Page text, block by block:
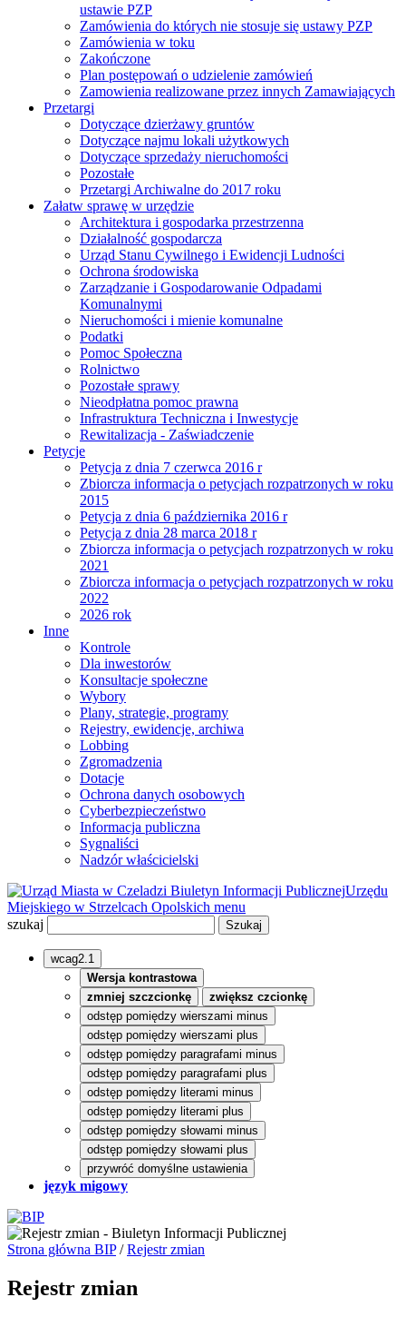
ustawie PZP
Zamówienia do których nie stosuje się ustawy PZP
Zamówienia w toku
Zakończone
Plan postępowań o udzielenie zamówień
Zamowienia realizowane przez innych Zamawiających
Przetargi
Dotyczące dzierżawy gruntów
Dotyczące najmu lokali użytkowych
Dotyczące sprzedaży nieruchomości
Pozostałe
Przetargi Archiwalne do 2017 roku
Załatw sprawę w urzędzie
Architektura i gospodarka przestrzenna
Działalność gospodarcza
Urząd Stanu Cywilnego i Ewidencji Ludności
Ochrona środowiska
Zarządzanie i Gospodarowanie Odpadami
Komunalnymi
Nieruchomości i mienie komunalne
Podatki
Pomoc Społeczna
Rolnictwo
Pozostałe sprawy
Nieodpłatna pomoc prawna
Infrastruktura Techniczna i Inwestycje
Rewitalizacja - Zaświadczenie
Petycje
Petycja z dnia 7 czerwca 2016 r
Zbiorcza informacja o petycjach rozpatrzonych w roku
2015
Petycja z dnia 6 października 2016 r
Petycja z dnia 28 marca 2018 r
Zbiorcza informacja o petycjach rozpatrzonych w roku
2021
Zbiorcza informacja o petycjach rozpatrzonych w roku
2022
2026 rok
Inne
Kontrole
Dla inwestorów
Konsultacje społeczne
Wybory
Plany, strategie, programy
Rejestry, ewidencje, archiwa
Lobbing
Zgromadzenia
Dotacje
Ochrona danych osobowych
Cyberbezpieczeństwo
Informacja publiczna
Sygnaliści
Nadzór właścicielski
Biuletyn Informacji PublicznejUrzędu
Miejskiego w Strzelcach Opolskich menu
szukaj
wcag2.1
Wersja kontrastowa
zmniej szczcionkę
zwiększ czcionkę
odstęp pomiędzy wierszami minus
odstęp pomiędzy wierszami plus
odstęp pomiędzy paragrafami minus
odstęp pomiędzy paragrafami plus
odstęp pomiędzy literami minus
odstęp pomiędzy literami plus
odstęp pomiędzy słowami minus
odstęp pomiędzy słowami plus
przywróć domyślne ustawienia
język migowy
Strona główna BIP/Rejestr zmian
Rejestr zmian